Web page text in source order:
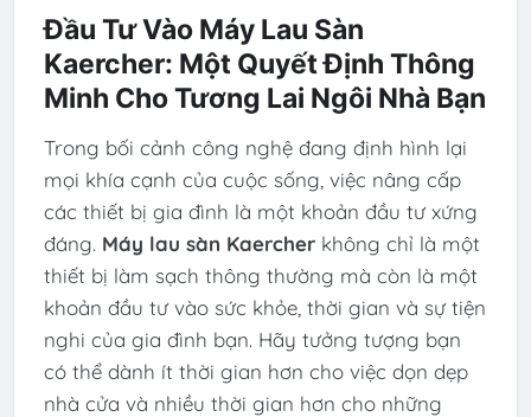
Đầu Tư Vào Máy Lau Sàn
Kaercher: Một Quyết Định Thông
Minh Cho Tương Lai Ngôi Nhà Bạn
Trong bối cảnh công nghệ đang định hình lại
mọi khía cạnh của cuộc sống, việc nâng cấp
các thiết bị gia đình là một khoản đầu tư xứng
đáng. Máy lau sàn Kaercherkhông chỉ là một
thiết bị làm sạch thông thường mà còn là một
khoản đầu tư vào sức khỏe, thời gian và sự tiện
nghi của gia đình bạn. Hãy tưởng tượng bạn
có thể dành ít thời gian hơn cho việc dọn dẹp
nhà cửa và nhiều thời gian hơn cho những